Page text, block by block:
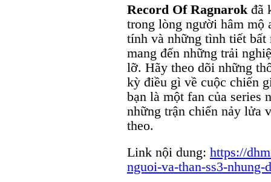
Record Of Ragnarok đã
trong lòng người hâm mộ
tính và những tình tiết bất
mang đến những trải
lỡ. Hãy theo dõi những
kỳ điều gì về cuộc chiến
bạn là một fan của series
những trận chiến nảy lửa
theo.
Link nội dung: https://
nguoi-va-than-ss3-